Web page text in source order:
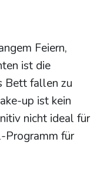
Feiern,
ist die
Bett fallen zu
up ist kein
nicht ideal für
Programm für